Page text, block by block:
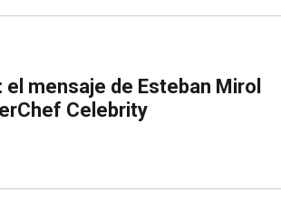
mensaje de Esteban Mirol
Celebrity